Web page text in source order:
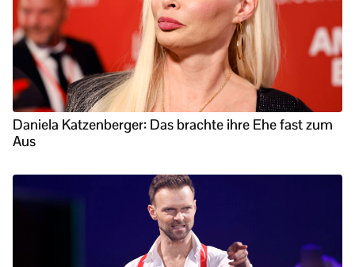
Daniela Katzenberger: Das brachte ihre Ehe fast zum
Aus